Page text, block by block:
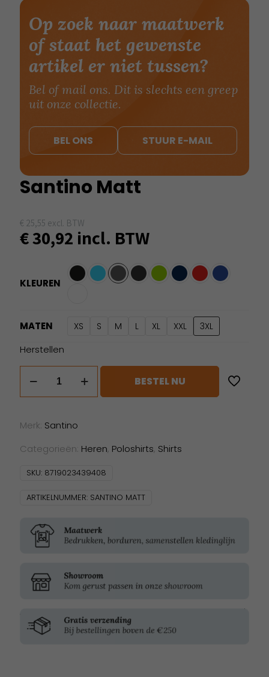
Op zoek naar maatwerk
of staat het gewenste
artikel er niet tussen?
Bel of mail ons. Dit is slechts een greep
uit onze collectie.
BEL ONS STUUR E-MAIL
Santino Matt
€ 25,55 excl. BTW
€30,92 incl. BTW
KLEUREN
MATEN XS S M L XL XXL 3XL
Herstellen
aantal
BESTEL NU
Merk: Santino
Categorieën: Heren, Poloshirts, Shirts
SKU: 8719023439408
ARTIKELNUMMER: SANTINO MATT